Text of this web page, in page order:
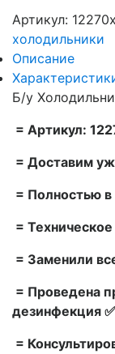
Артикул:
холодильники
Описание
Б/у
= Артикул:
= Доставим
= Полностью в
=
= Заменили
= Проведена
дезинфекция ✅
=